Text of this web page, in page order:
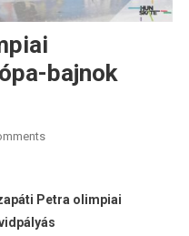
bajnok
Petra olimpiai